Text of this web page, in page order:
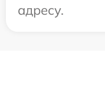
адресу.